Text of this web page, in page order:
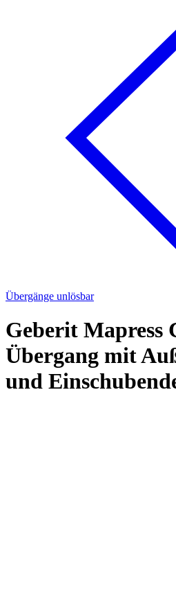
Übergänge unlösbar
Geberit Mapress
Übergang mit
und